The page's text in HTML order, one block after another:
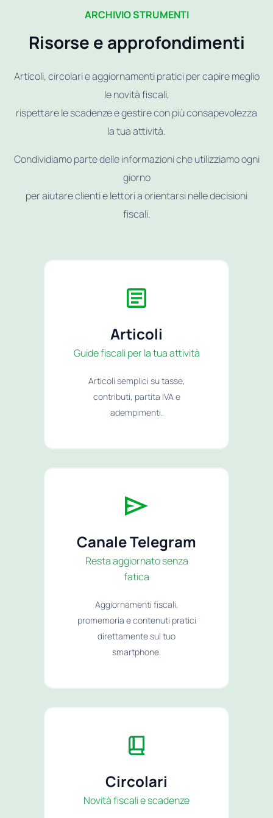
ARCHIVIO STRUMENTI
Risorse e approfondimenti
Articoli, circolari e aggiornamenti pratici per capire meglio
le novità fiscali,
rispettare le scadenze e gestire con più consapevolezza
la tua attività.
Condividiamo parte delle informazioni che utilizziamo ogni
giorno
per aiutare clienti e lettori a orientarsi nelle decisioni
fiscali.
Articoli
Guide fiscali per la tua attività
Articoli semplici su tasse,
contributi, partita IVA e
adempimenti.
Canale Telegram
Resta aggiornato senza
fatica
Aggiornamenti fiscali,
promemoria e contenuti pratici
direttamente sul tuo
smartphone.
Circolari
Novità fiscali e scadenze